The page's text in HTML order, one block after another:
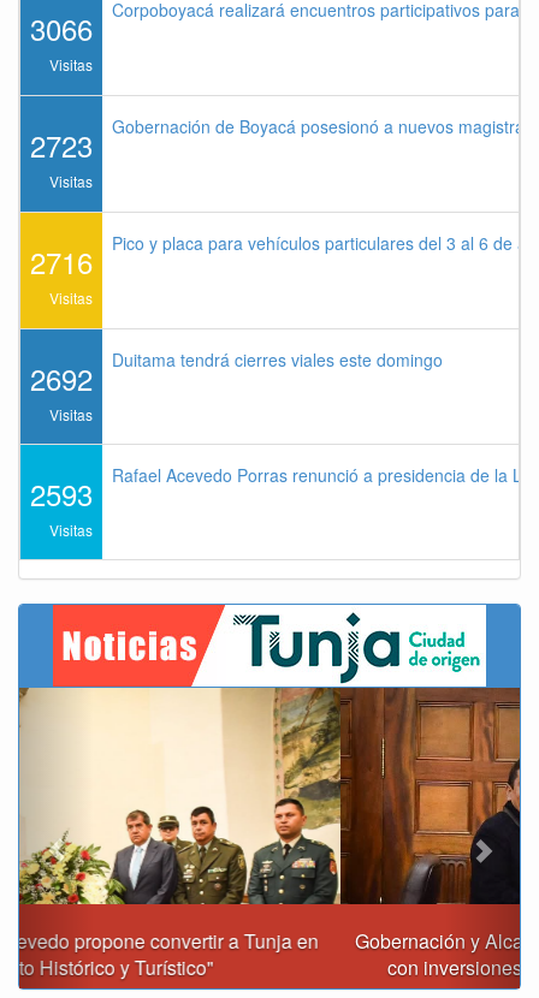
3066
Visitas
Corpoboyacá realizará encuentros participativos para
2723
Visitas
Gobernación de Boyacá posesionó a nuevos
2716
Visitas
Pico y placa para vehículos particulares del 3 al 6 de
2692
Visitas
Duitama tendrá cierres viales este domingo
2593
Visitas
Rafael Acevedo Porras renunció a presidencia de la
Gobernación y Alcaldía de Tunja revisan 120 proyectos
con inversiones superiores a $385.000 millones
Next